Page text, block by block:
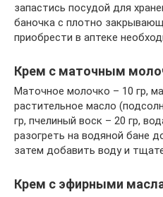
запастись посудой для
баночка с плотно
приобрести в аптеке
Крем с маточным
Маточное молочко – 10 гр,
растительное масло
гр, пчелиный воск – 20 гр,
разогреть на водяной бане
затем добавить воду и
Крем с эфирными